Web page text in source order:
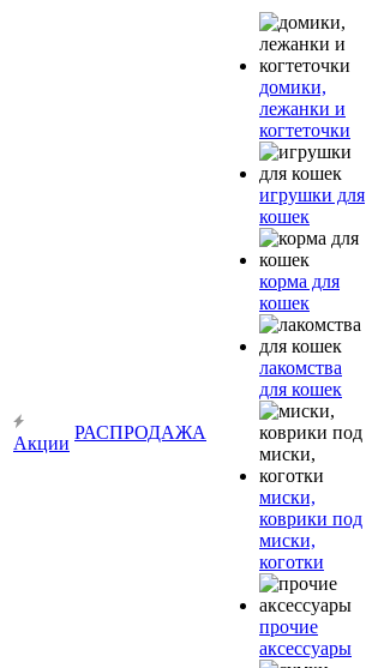
Акции
РАСПРОДАЖА
домики,
лежанки и
когтеточки
игрушки для
кошек
корма для
кошек
лакомства
для кошек
миски,
коврики под
миски,
коготки
прочие
аксессуары